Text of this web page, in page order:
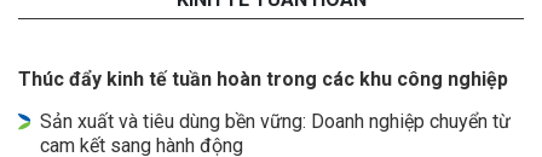
Thúc đẩy kinh tế tuần hoàn trong các khu công nghiệp
Sản xuất và tiêu dùng bền vững: Doanh nghiệp chuyển từ
cam kết sang hành động